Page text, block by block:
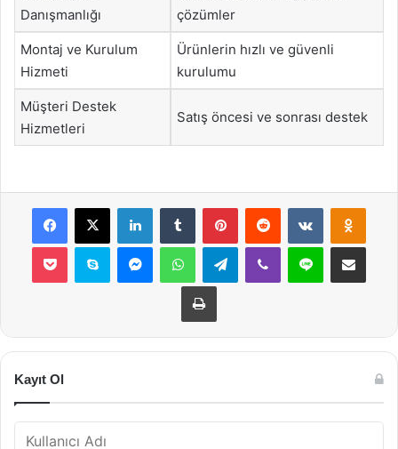
Danışmanlığı
çözümler
Montaj ve Kurulum
Hizmeti
Ürünlerin hızlı ve güvenli
kurulumu
Müşteri Destek
Hizmetleri
Satış öncesi ve sonrası destek
Facebook
X LinkedInTumblr PinterestReddit VKontakte
Pocket Skype MessengerWhatsAppTelegramViber Line E-Posta ile
Yazdır
Kayıt Ol